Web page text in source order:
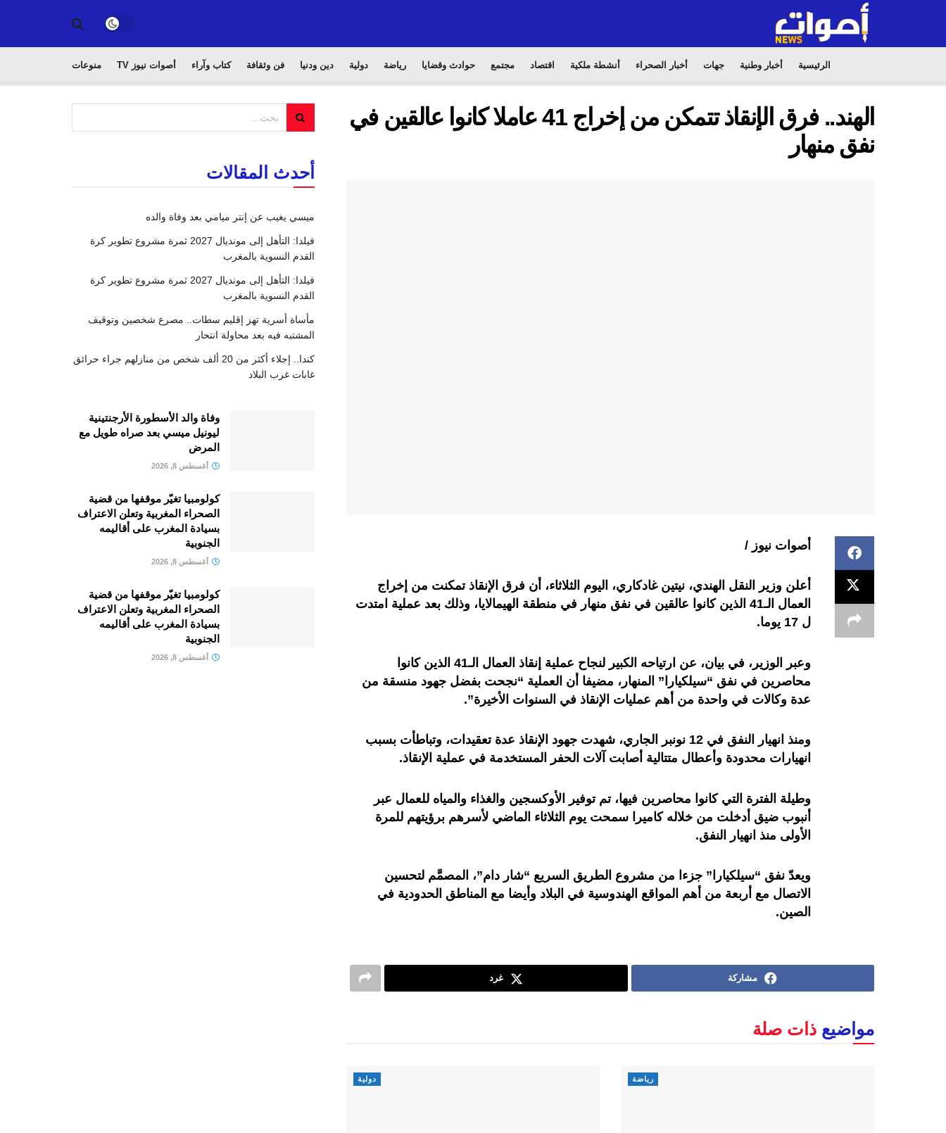
الرئيسية أخبار وطنية جهات أخبار الصحراء أنشطة ملكية اقتصاد مجتمع حوادث وقضايا رياضة دولية دين ودنيا فن وثقافة كتاب وآراء أصوات نيوز TV منوعات
الهند.. فرق الإنقاذ تتمكن من إخراج 41 عاملا كانوا عالقين في
نفق منهار
أصوات نيوز /
أعلن وزير النقل الهندي، نيتين غادكاري، اليوم الثلاثاء، أن فرق الإنقاذ تمكنت من إخراج
العمال الـ41 الذين كانوا عالقين في نفق منهار في منطقة الهيمالايا، وذلك بعد عملية امتدت
ل 17 يوما.
وعبر الوزير، في بيان، عن ارتياحه الكبير لنجاح عملية إنقاذ العمال الـ41 الذين كانوا
محاصرين في نفق “سيلكيارا” المنهار، مضيفا أن العملية “نجحت بفضل جهود منسقة من
عدة وكالات في واحدة من أهم عمليات الإنقاذ في السنوات الأخيرة”.
ومنذ انهيار النفق في 12 نونبر الجاري، شهدت جهود الإنقاذ عدة تعقيدات، وتباطأت بسبب
انهيارات محدودة وأعطال متتالية أصابت آلات الحفر المستخدمة في عملية الإنقاذ.
وطيلة الفترة التي كانوا محاصرين فيها، تم توفير الأوكسجين والغذاء والمياه للعمال عبر
أنبوب ضيق أدخلت من خلاله كاميرا سمحت يوم الثلاثاء الماضي لأسرهم برؤيتهم للمرة
الأولى منذ انهيار النفق.
ويعدّ نفق “سيلكيارا” جزءا من مشروع الطريق السريع “شار دام”، المصمَّم لتحسين
الاتصال مع أربعة من أهم المواقع الهندوسية في البلاد وأيضا مع المناطق الحدودية في
الصين.
مشاركة غرد
مواضيع ذات صلة
رياضة دولية
أحدث المقالات
ميسي يغيب عن إنتر ميامي بعد وفاة والده
فيلدا: التأهل إلى مونديال 2027 ثمرة مشروع تطوير كرة
القدم النسوية بالمغرب
فيلدا: التأهل إلى مونديال 2027 ثمرة مشروع تطوير كرة
القدم النسوية بالمغرب
مأساة أسرية تهز إقليم سطات.. مصرع شخصين وتوقيف
المشتبه فيه بعد محاولة انتحار
كندا.. إجلاء أكثر من 20 ألف شخص من منازلهم جراء حرائق
غابات غرب البلاد
وفاة والد الأسطورة الأرجنتينية
ليونيل ميسي بعد صراه طويل مع
المرض
أغسطس 8, 2026
كولومبيا تغيّر موقفها من قضية
الصحراء المغربية وتعلن الاعتراف
بسيادة المغرب على أقاليمه
الجنوبية
أغسطس 8, 2026
كولومبيا تغيّر موقفها من قضية
الصحراء المغربية وتعلن الاعتراف
بسيادة المغرب على أقاليمه
الجنوبية
أغسطس 8, 2026